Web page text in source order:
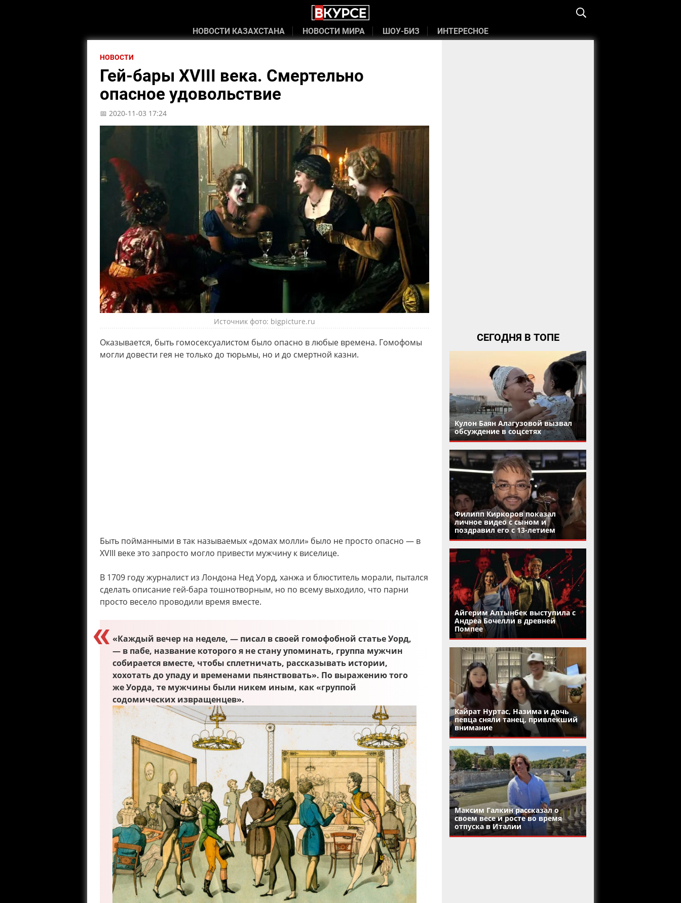
НОВОСТИ КАЗАХСТАНА НОВОСТИ МИРА ШОУ-БИЗ ИНТЕРЕСНОЕ
НОВОСТИ
Гей-бары XVIII века. Смертельно
опасное удовольствие
📅 2020-11-03 17:24
Источник фото: bigpicture.ru
Оказывается, быть гомосексуалистом было опасно в любые времена. Гомофомы
могли довести гея не только до тюрьмы, но и до смертной казни.
Быть пойманными в так называемых «домах молли» было не просто опасно — в
XVIII веке это запросто могло привести мужчину к виселице.
В 1709 году журналист из Лондона Нед Уорд, ханжа и блюститель морали, пытался
сделать описание гей-бара тошнотворным, но по всему выходило, что парни
просто весело проводили время вместе.
«Каждый вечер на неделе, — писал в своей гомофобной статье Уорд,
— в пабе, название которого я не стану упоминать, группа мужчин
собирается вместе, чтобы сплетничать, рассказывать истории,
хохотать до упаду и временами пьянствовать». По выражению того
же Уорда, те мужчины были никем иным, как «группой
содомических извращенцев».
СЕГОДНЯ В ТОПЕ
Кулон Баян Алагузовой вызвал
обсуждение в соцсетях
Филипп Киркоров показал
личное видео с сыном и
поздравил его с 13-летием
Айгерим Алтынбек выступила с
Андреа Бочелли в древней
Помпее
Кайрат Нуртас, Назима и дочь
певца сняли танец, привлекший
внимание
Максим Галкин рассказал о
своем весе и росте во время
отпуска в Италии